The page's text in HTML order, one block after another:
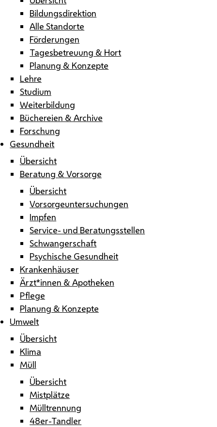
Bildungsdirektion
Alle Standorte
Förderungen
Tagesbetreuung & Hort
Planung & Konzepte
Lehre
Studium
Weiterbildung
Büchereien & Archive
Forschung
Gesundheit
Übersicht
Beratung & Vorsorge
Übersicht
Vorsorgeuntersuchungen
Impfen
Service- und Beratungsstellen
Schwangerschaft
Psychische Gesundheit
Krankenhäuser
Ärzt*innen & Apotheken
Pflege
Planung & Konzepte
Umwelt
Übersicht
Klima
Müll
Übersicht
Mistplätze
Mülltrennung
48er-Tandler